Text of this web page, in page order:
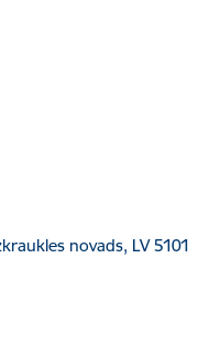
novads, LV 5101